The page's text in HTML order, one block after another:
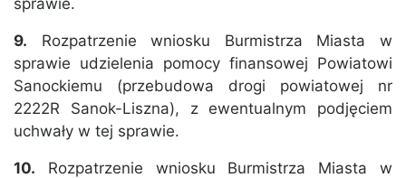
sprawie.
9. Rozpatrzenie wniosku Burmistrza Miasta w
sprawie udzielenia pomocy finansowej Powiatowi
Sanockiemu (przebudowa drogi powiatowej nr
2222R Sanok-Liszna), z ewentualnym podjęciem
uchwały w tej sprawie.
10. Rozpatrzenie wniosku Burmistrza Miasta w